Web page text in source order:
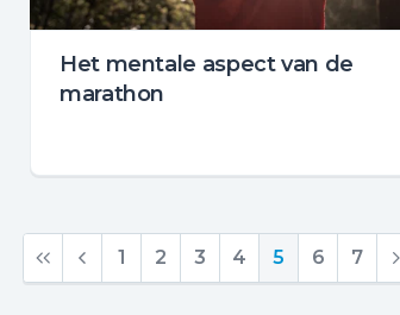
Het mentale aspect van de
marathon
1 2 3 4 5 6 7